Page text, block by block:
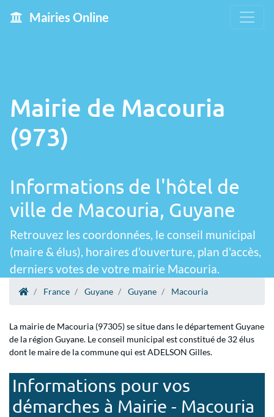
Mairies Online
Mairie de Macouria
(973)
Informations de l'hôtel de
ville de Macouria, Guyane
Retrouvez les coordonnées, le conseil municipal
(maire & élus), horaires d'ouverture, plan d'accès,
derniers votes de votre mairie Macouria.
France Guyane Guyane Macouria
La mairie de Macouria (97305) se situe dans le département Guyane
de la région Guyane. Le conseil municipal est constitué de 32 élus
dont le maire de la commune qui est ADELSON Gilles.
Informations pour vos
démarches à Mairie - Macouria